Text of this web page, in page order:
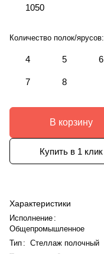
1050
Количество полок/ярусов:
4 5 6
7 8
В корзину
Купить в 1 клик
Характеристики
Исполнение :
Общепромышленное
Тип : Стеллаж полочный